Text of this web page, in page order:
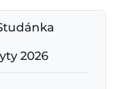
2026